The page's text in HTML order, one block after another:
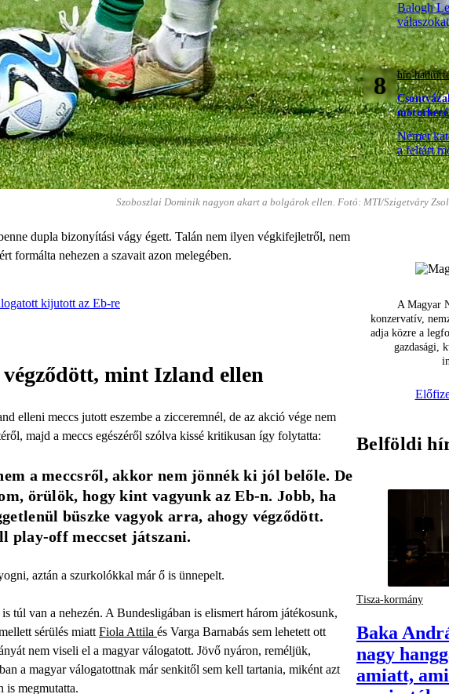
Szoboszlai Dominik nagyon akart a bolgárok ellen. Fotó: MTI/Szigetváry
dupla bizonyítási vágy égett. Talán nem ilyen végkifejletről, nem
formálta nehezen a szavait azon melegében.
kijutott az Eb-re
mint Izland ellen
elleni meccs jutott eszembe a zicceremnél, de az akció vége nem
majd a meccs egészéről szólva kissé kritikusan így folytatta:
a meccsről, akkor nem jönnék ki jól belőle. De
örülök, hogy kint vagyunk az Eb-n. Jobb, ha
büszke vagyok arra, ahogy végződött.
play-off meccset játszani.
aztán a szurkolókkal már ő is ünnepelt.
túl van a nehezén. A Bundesligában is elismert három játékosunk,
sérülés miatt Fiola Attila és Varga Barnabás sem lehetett ott
nem viseli el a magyar válogatott. Jövő nyáron, reméljük,
a magyar válogatottnak már senkitől sem kell tartania, miként azt
is megmutatta.
Balogh
8
hm
Német
a feltárt
A Magyar
konzervatív,
adja közre a
gazdasági,
Belföldi
Tisza-kormány
Baka
nagy
amiatt,